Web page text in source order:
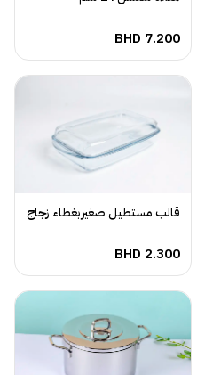
BHD 7.200
قالب مستطيل صغيربغطاء زجاج
BHD 2.300